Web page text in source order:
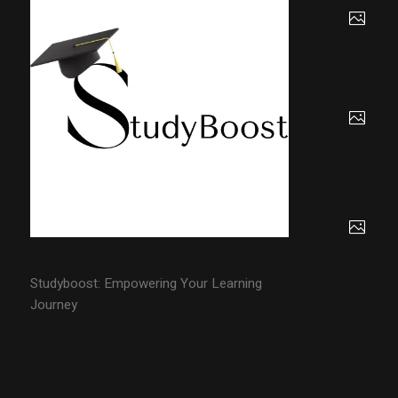
Studyboost: Empowering Your Learning
Journey